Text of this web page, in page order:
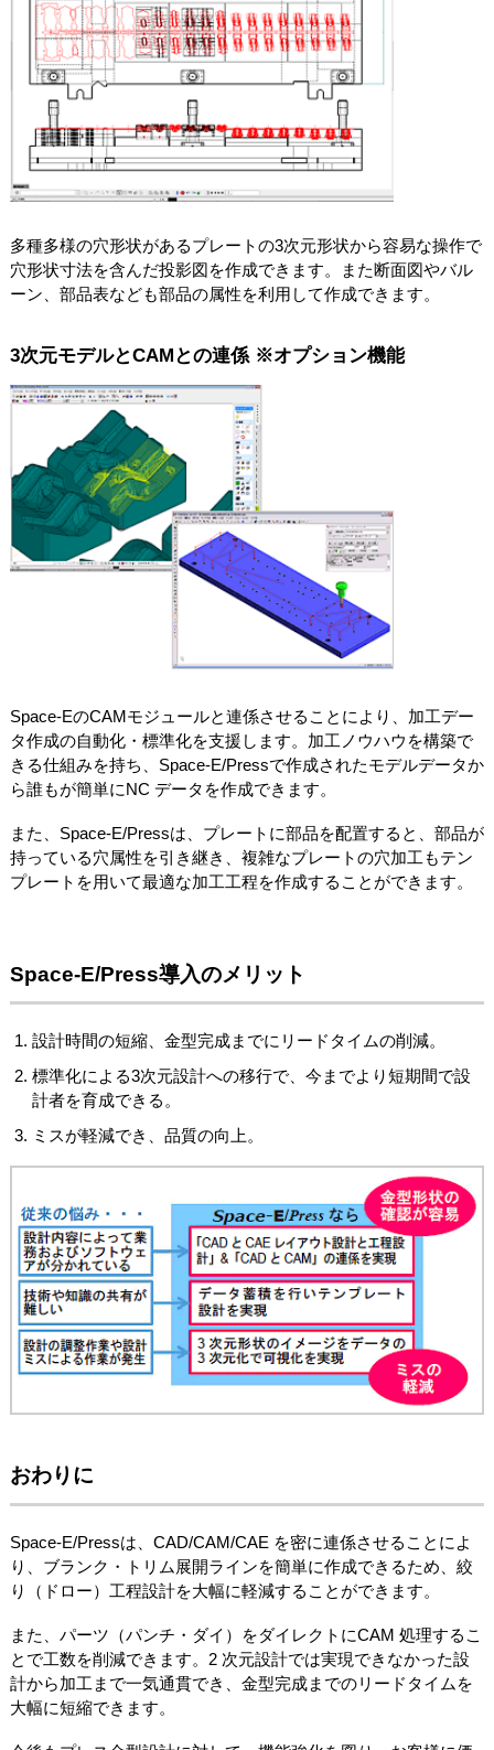
多種多様の穴形状があるプレートの3次元形状から容易な操作で
穴形状寸法を含んだ投影図を作成できます。また断面図やバル
ーン、部品表なども部品の属性を利用して作成できます。
3次元モデルとCAMとの連係 ※オプション機能
Space-EのCAMモジュールと連係させることにより、加工デー
タ作成の自動化・標準化を支援します。加工ノウハウを構築で
きる仕組みを持ち、Space-E/Pressで作成されたモデルデータか
ら誰もが簡単にNC データを作成できます。
また、Space-E/Pressは、プレートに部品を配置すると、部品が
持っている穴属性を引き継き、複雑なプレートの穴加工もテン
プレートを用いて最適な加工工程を作成することができます。
Space-E/Press導入のメリット
設計時間の短縮、金型完成までにリードタイムの削減。
標準化による3次元設計への移行で、今までより短期間で設
計者を育成できる。
ミスが軽減でき、品質の向上。
おわりに
Space-E/Pressは、CAD/CAM/CAE を密に連係させることによ
り、ブランク・トリム展開ラインを簡単に作成できるため、絞
り（ドロー）工程設計を大幅に軽減することができます。
また、パーツ（パンチ・ダイ）をダイレクトにCAM 処理するこ
とで工数を削減できます。2 次元設計では実現できなかった設
計から加工まで一気通貫でき、金型完成までのリードタイムを
大幅に短縮できます。